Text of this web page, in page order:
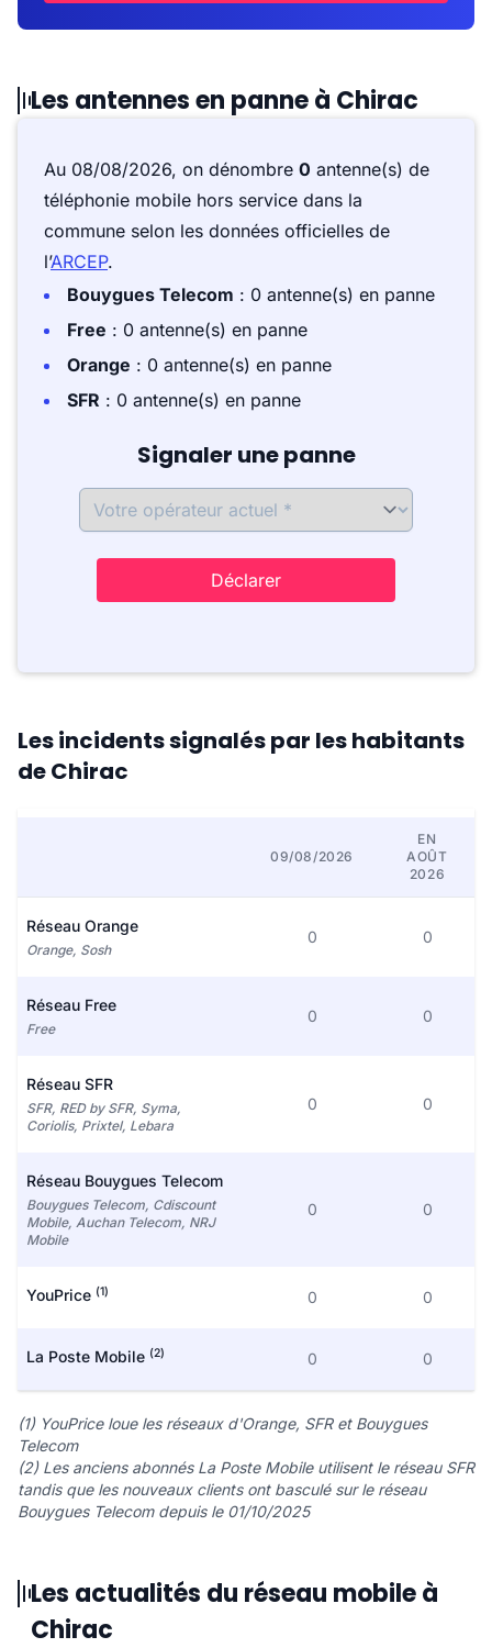
Les antennes en panne à Chirac
Au 08/08/2026, on dénombre 0 antenne(s) de
téléphonie mobile hors service dans la
commune selon les données officielles de
l’ARCEP.
Bouygues Telecom : 0 antenne(s) en panne
Free : 0 antenne(s) en panne
Orange : 0 antenne(s) en panne
SFR : 0 antenne(s) en panne
Signaler une panne
Déclarer
Les incidents signalés par les habitants
de Chirac
09/08/2026
EN
AOÛT
2026
Réseau Orange
Orange, Sosh
0 0
Réseau Free
Free
0 0
Réseau SFR
SFR, RED by SFR, Syma,
Coriolis, Prixtel, Lebara
0 0
Réseau Bouygues Telecom
Bouygues Telecom, Cdiscount
Mobile, Auchan Telecom, NRJ
Mobile
0 0
YouPrice (1) 0 0
La Poste Mobile (2) 0 0
(1) YouPrice loue les réseaux d'Orange, SFR et Bouygues
Telecom
(2) Les anciens abonnés La Poste Mobile utilisent le réseau SFR
tandis que les nouveaux clients ont basculé sur le réseau
Bouygues Telecom depuis le 01/10/2025
Les actualités du réseau mobile à
Chirac